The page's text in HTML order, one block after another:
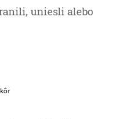
uniesli alebo